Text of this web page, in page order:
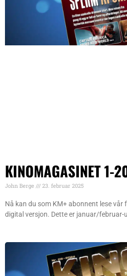
KINOMAGASINET 1-
John Berge 23. februar 2025
Nå kan du som KM+ abonnent lese
digital versjon. Dette er januar/februar-